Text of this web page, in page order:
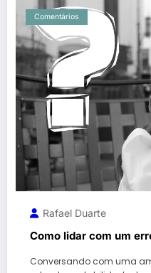
Comentários
Rafael Duarte
Como lidar com um
Conversando com uma